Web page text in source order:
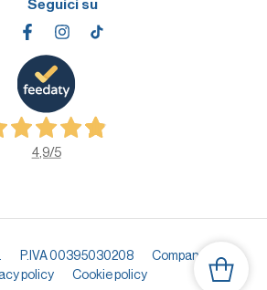
Seguici su
4,9/5
P.IVA 00395030208
Company info
policy
Cookie policy